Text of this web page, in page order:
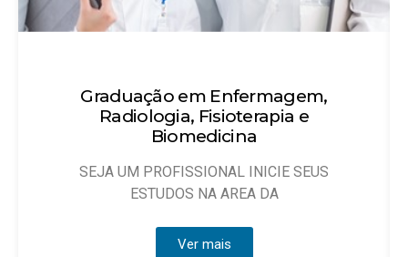
Técnico em Enfermagem
Objetivo: Habilitar técnicos de enfermagem